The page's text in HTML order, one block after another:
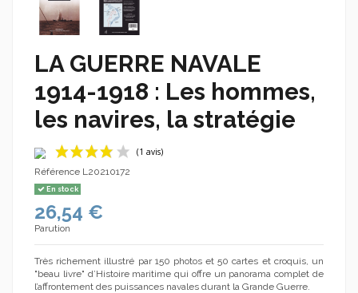
LA GUERRE NAVALE
1914-1918 : Les hommes,
les navires, la stratégie
(1 avis)
Référence L20210172
En stock
26,54 €
Parution
Très richement illustré par 150 photos et 50 cartes et croquis, un
"beau livre" d’Histoire maritime qui offre un panorama complet de
l’affrontement des puissances navales durant la Grande Guerre.